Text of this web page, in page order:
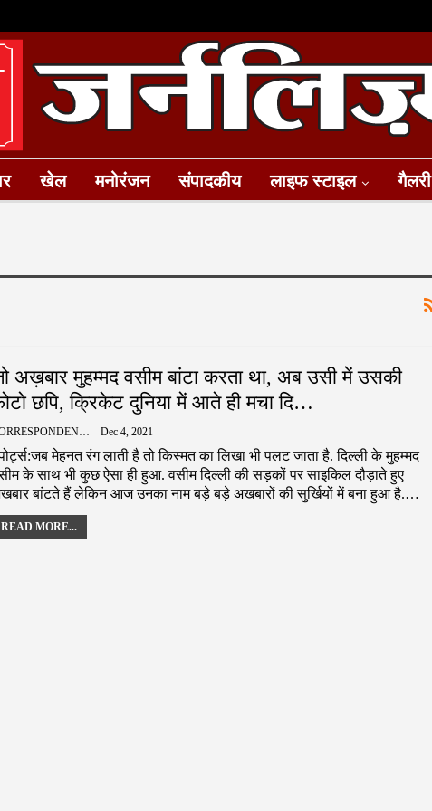
खेल मनोरंजन संपादकीय लाइफ स्टाइल गैलरी
अख़बार मुहम्मद वसीम बांटा करता था, अब उसी में उसकी
छपि, क्रिकेट दुनिया में आते ही मचा दि…
Dec 4, 2021
मेहनत रंग लाती है तो किस्मत का लिखा भी पलट जाता है. दिल्ली के मुहम्मद
के साथ भी कुछ ऐसा ही हुआ. वसीम दिल्ली की सड़कों पर साइकिल दौड़ाते हुए
बांटते हैं लेकिन आज उनका नाम बड़े बड़े अखबारों की सुर्खियों में बना हुआ है.…
READ MORE...